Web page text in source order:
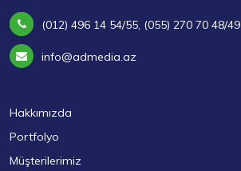
(012) 496 14 54/55, (055) 270 70 48/49
info@admedia.az
Hakkımızda
Portfolyo
Müşterilerimiz